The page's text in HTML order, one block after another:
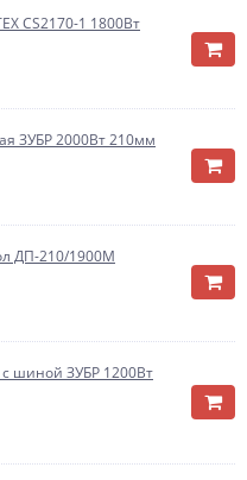
CS2170-1 1800Вт
ЗУБР 2000Вт 210мм
ДП-210/1900М
шиной ЗУБР 1200Вт